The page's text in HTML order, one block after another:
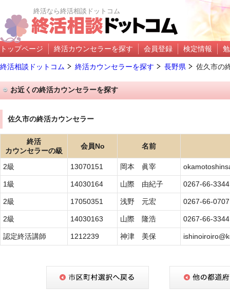
終活なら終活相談ドットコム
トップページ 終活カウンセラーを探す 会員登録 検定情報
終活相談ドットコム 終活カウンセラーを探す 長野県 佐久市の
お近くの終活カウンセラーを探す
佐久市の終活カウンセラー
終活
カウンセラーの級
会員No 名前
2級 13070151 岡本 眞宰
1級 14030164 山際 由紀子 0267-66-3344
2級 17050351 浅野 元宏 0267-66-0707
2級 14030163 山際 隆浩 0267-66-3344
認定終活講師 1212239 神津 美保